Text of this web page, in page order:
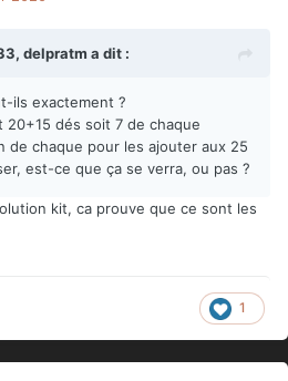
delpratm a dit :
ils exactement ?
20+15 dés soit 7 de chaque
de chaque pour les ajouter aux 25
est-ce que ça se verra, ou pas ?
kit, ca prouve que ce sont les
1